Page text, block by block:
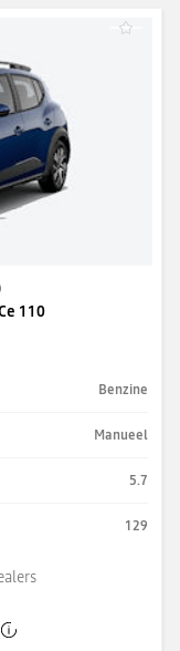
110
Benzine
Manueel
5.7
129